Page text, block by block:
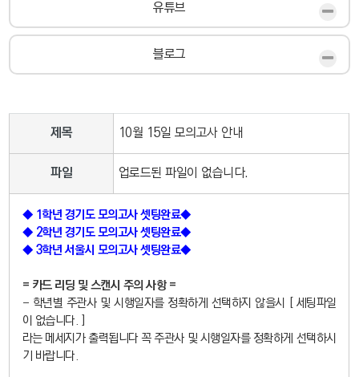
유튜브
블로그
제목 10월 15일 모의고사 안내
파일 업로드된 파일이 없습니다.
◆ 1학년 경기도 모의고사 셋팅완료◆
◆ 2학년 경기도 모의고사 셋팅완료◆
◆ 3학년 서울시 모의고사 셋팅완료◆
= 카드 리딩 및 스캔시 주의 사항 =
- 학년별 주관사 및 시행일자를 정확하게 선택하지 않을시 [ 세팅파일
이 없습니다. ]
라는 메세지가 출력됩니다 꼭 주관사 및 시행일자를 정확하게 선택하시
기 바랍니다.